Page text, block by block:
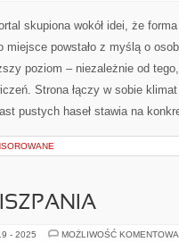
skupiona wokół idei, że
miejsce powstało z myślą o
poziom – niezależnie od
Strona łączy w sobie
pustych haseł stawia na
- 2025 MOŻLIWOŚĆ